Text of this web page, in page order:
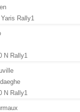
Rally1
N Rally1
N Rally1